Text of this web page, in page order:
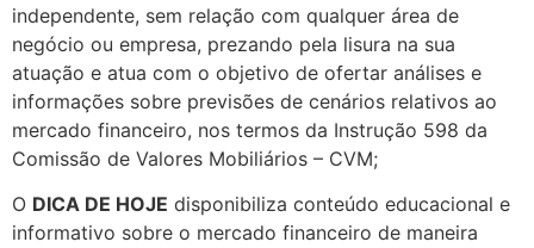
independente, sem relação com qualquer área de
negócio ou empresa, prezando pela lisura na sua
atuação e atua com o objetivo de ofertar análises e
informações sobre previsões de cenários relativos ao
mercado financeiro, nos termos da Instrução 598 da
Comissão de Valores Mobiliários – CVM;
O DICA DE HOJE disponibiliza conteúdo educacional e
informativo sobre o mercado financeiro de maneira